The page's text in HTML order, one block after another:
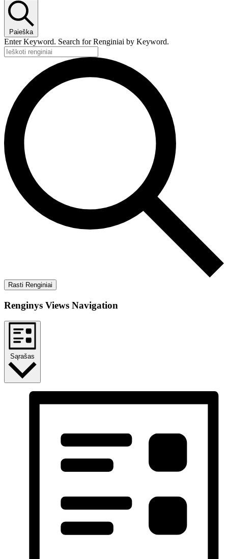
Paieška
Enter Keyword. Search for Renginiai by Keyword.
Rasti Renginiai
Renginys Views Navigation
Sąrašas